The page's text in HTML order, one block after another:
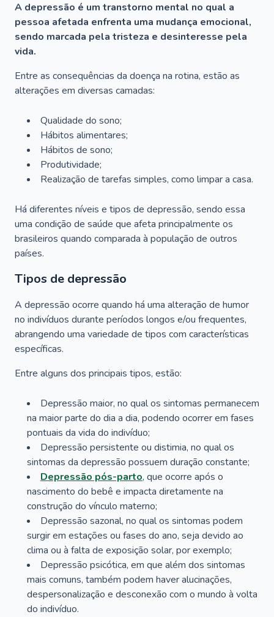
A depressão é um transtorno mental no qual a
pessoa afetada enfrenta uma mudança emocional,
sendo marcada pela tristeza e desinteresse pela
vida.
Entre as consequências da doença na rotina, estão as
alterações em diversas camadas:
Qualidade do sono;
Hábitos alimentares;
Hábitos de sono;
Produtividade;
Realização de tarefas simples, como limpar a casa.
Há diferentes níveis e tipos de depressão, sendo essa
uma condição de saúde que afeta principalmente os
brasileiros quando comparada à população de outros
países.
Tipos de depressão
A depressão ocorre quando há uma alteração de humor
no indivíduos durante períodos longos e/ou frequentes,
abrangendo uma variedade de tipos com características
específicas.
Entre alguns dos principais tipos, estão:
Depressão maior, no qual os sintomas permanecem
na maior parte do dia a dia, podendo ocorrer em fases
pontuais da vida do indivíduo;
Depressão persistente ou distimia, no qual os
sintomas da depressão possuem duração constante;
Depressão pós-parto, que ocorre após o
nascimento do bebê e impacta diretamente na
construção do vínculo materno;
Depressão sazonal, no qual os sintomas podem
surgir em estações ou fases do ano, seja devido ao
clima ou à falta de exposição solar, por exemplo;
Depressão psicótica, em que além dos sintomas
mais comuns, também podem haver alucinações,
despersonalização e desconexão com o mundo à volta
do indivíduo.